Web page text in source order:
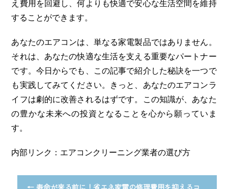
え費用を回避し、何よりも快適で安心な生活空間を維持
することができます。
あなたのエアコンは、単なる家電製品ではありません。
それは、あなたの快適な生活を支える重要なパートナー
です。今日からでも、この記事で紹介した秘訣を一つで
も実践してみてください。きっと、あなたのエアコンラ
イフは劇的に改善されるはずです。この知識が、あなた
の豊かな未来への投資となることを心から願っていま
す。
内部リンク：エアコンクリーニング業者の選び方